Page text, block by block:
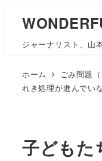
ジャーナリスト、山
ホーム ごみ問題（
れき処理が進んでい
子どもた